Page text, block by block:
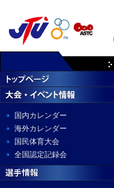
国内カレンダー
海外カレンダー
国民体育大会
全国認定記録会